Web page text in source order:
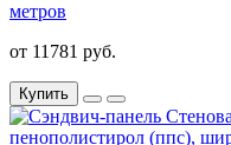
метров
от 11781 руб.
Купить